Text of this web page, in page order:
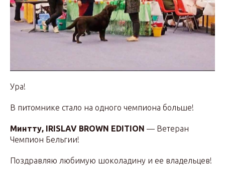
Ура!
В питомнике стало на одного чемпиона больше!
Минтту, IRISLAV BROWN EDITION — Ветеран
Чемпион Бельгии!
Поздравляю любимую шоколадину и ее владельцев!